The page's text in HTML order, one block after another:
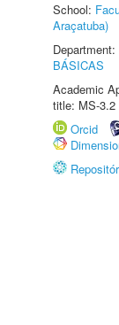
School:
Araçatuba)
Department:
BÁSICAS
Academic
title: MS-3.2
Orcid